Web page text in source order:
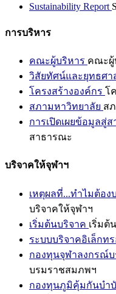
Sustainability Report
การบริหาร
คณะผู้บริหาร คณะผู้
วิสัยทัศน์และยุทธศา
โครงสร้างองค์กร โ
สภามหาวิทยาลัย ส
การเปิดเผยข้อมูลสู่
สาธารณะ
บริจาคให้จุฬาฯ
เหตุผลที่...ทำไมต้อง
บริจาคให้จุฬาฯ
เริ่มต้นบริจาค เริ่มต้
ระบบบริจาคอิเล็กท
กองทุนจุฬาลงกรณ์
บรมราชสมภพฯ
กองทุนภูมิคุ้มกันบำบั